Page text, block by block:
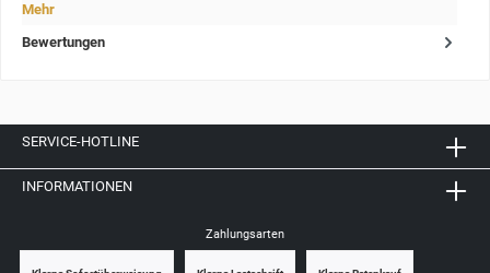
Mehr
Bewertungen
SERVICE-HOTLINE
INFORMATIONEN
Zahlungsarten